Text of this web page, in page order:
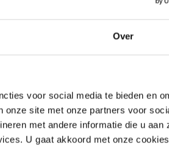
Over
voor social media te bieden en
onze site met onze partners voor
met andere informatie die u aan
U gaat akkoord met onze